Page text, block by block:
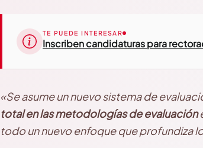
TE PUEDE INTERESAR
Inscriben candidaturas para
«Se asume un nuevo sistema de
total en las metodologías de evaluación
todo un nuevo enfoque que profundiza